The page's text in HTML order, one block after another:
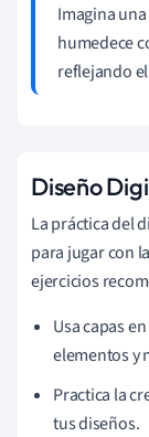
Imagina
humedece
reflejando
Diseño
La práctica del
para jugar con
ejercicios
Usa capas
elementos y
Practica la
tus diseños.